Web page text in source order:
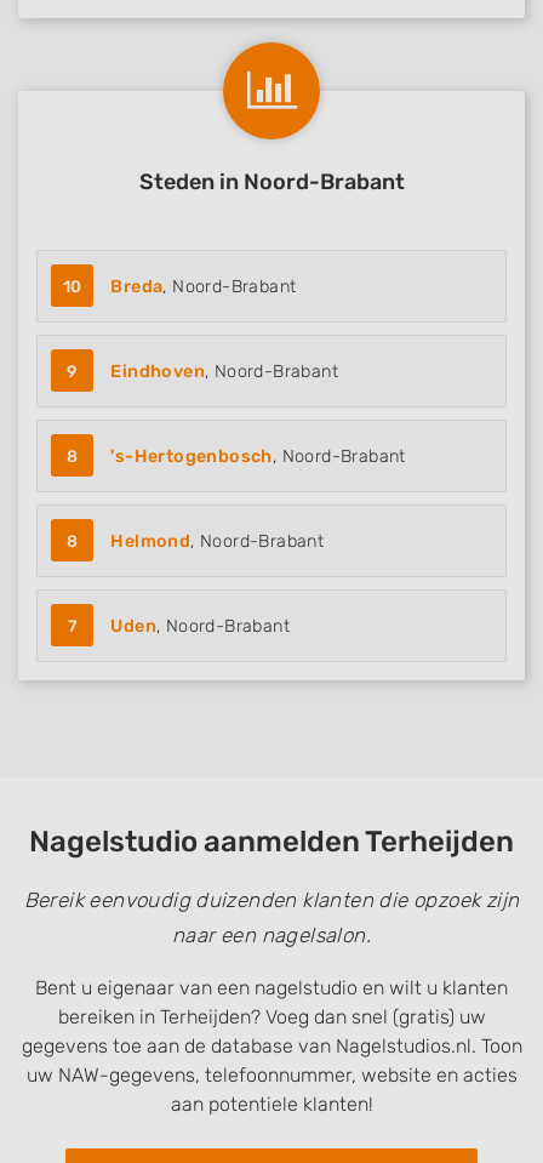
Steden in Noord-Brabant
10 Breda, Noord-Brabant
9 Eindhoven, Noord-Brabant
8 's-Hertogenbosch, Noord-Brabant
8 Helmond, Noord-Brabant
7 Uden, Noord-Brabant
Nagelstudio aanmelden Terheijden
Bereik eenvoudig duizenden klanten die opzoek zijn
naar een nagelsalon.
Bent u eigenaar van een nagelstudio en wilt u klanten
bereiken in Terheijden? Voeg dan snel (gratis) uw
gegevens toe aan de database van Nagelstudios.nl. Toon
uw NAW-gegevens, telefoonnummer, website en acties
aan potentiele klanten!